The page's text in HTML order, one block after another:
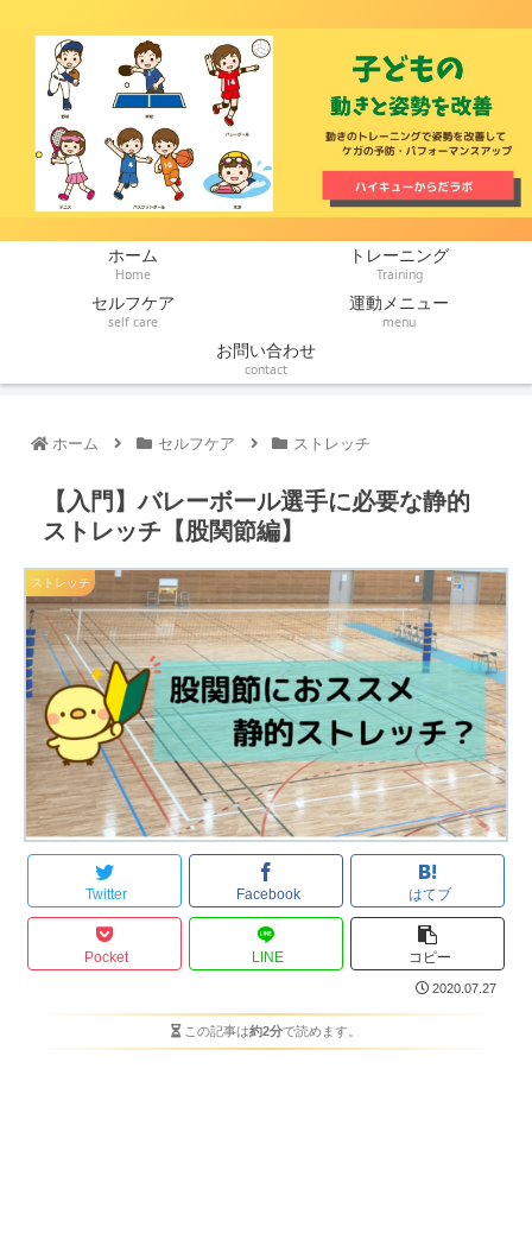
ホーム
Home
トレーニング
Training
セルフケア
self care
運動メニュー
menu
お問い合わせ
contact
ホーム セルフケア ストレッチ
【入門】バレーボール選手に必要な静的
ストレッチ【股関節編】
ストレッチ
Twitter Facebook はてブ
Pocket LINE コピー
2020.07.27
この記事は約2分で読めます。